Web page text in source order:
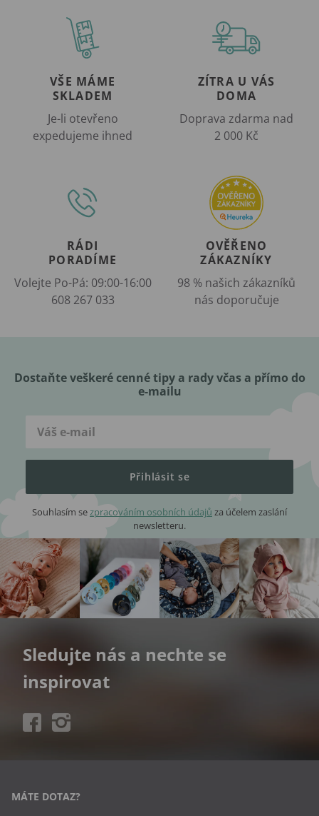
VŠE MÁME
SKLADEM
Je-li otevřeno
expedujeme ihned
ZÍTRA U VÁS
DOMA
Doprava zdarma nad
2 000 Kč
RÁDI
PORADÍME
Volejte Po-Pá: 09:00-16:00
608 267 033
OVĚŘENO
ZÁKAZNÍKY
98 % našich zákazníků
nás doporučuje
Dostaňte veškeré cenné tipy a rady včas a přímo do
e-mailu
Přihlásit se
Souhlasím se zpracováním osobních údajů za účelem zaslání
newsletteru.
Sledujte nás a nechte se
inspirovat
MÁTE DOTAZ?